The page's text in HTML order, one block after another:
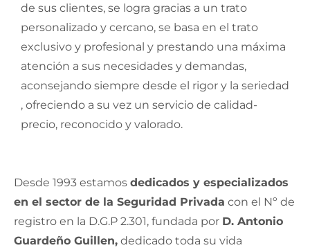
de sus clientes, se logra gracias a un trato
personalizado y cercano, se basa en el trato
exclusivo y profesional y prestando una máxima
atención a sus necesidades y demandas,
aconsejando siempre desde el rigor y la seriedad
, ofreciendo a su vez un servicio de calidad-
precio, reconocido y valorado.
Desde 1993 estamos dedicados y especializados
en el sector de la Seguridad Privada con el Nº de
registro en la D.G.P 2.301, fundada por D. Antonio
Guardeño Guillen, dedicado toda su vida